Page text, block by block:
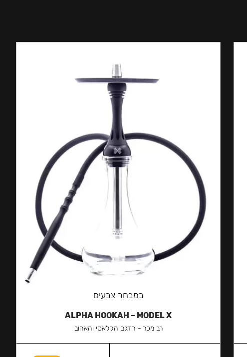
במבחר צבעים
ALPHA HOOKAH – MODEL X
רב מכר - הדגם הקלאסי והאהוב